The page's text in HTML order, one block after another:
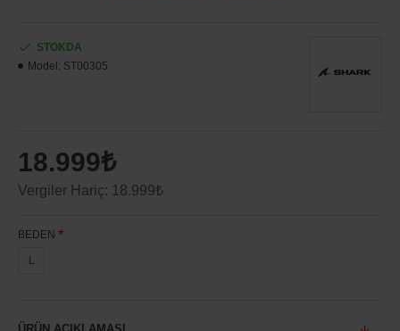
18.999₺
Vergiler Hariç: 18.999₺
STOKDA
Model: ST00305
BEDEN
L